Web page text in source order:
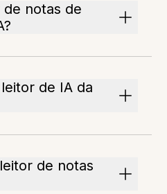
notas de
de IA da
de notas